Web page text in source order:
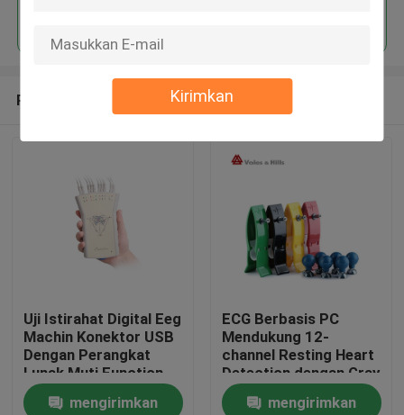
Kirimkan
Rekomendasi Produk
Uji Istirahat Digital Eeg
Machin Konektor USB
Dengan Perangkat
Lunak Muti Function
mengirimkan
ECG Berbasis PC
Mendukung 12-
channel Resting Heart
Detection dengan Gray
USB EKG Recorder
mengirimkan